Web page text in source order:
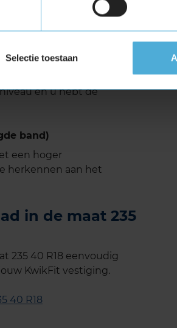
Selectie toestaan
ook voor dagelijks
voor automobilisten die op
presteert. Met zijn
band superieure grip,
en u hebt de
band)
een hoger
herkennen aan het
in de maat 235
235 40 R18 eenvoudig
KwikFit vestiging.
40 R18